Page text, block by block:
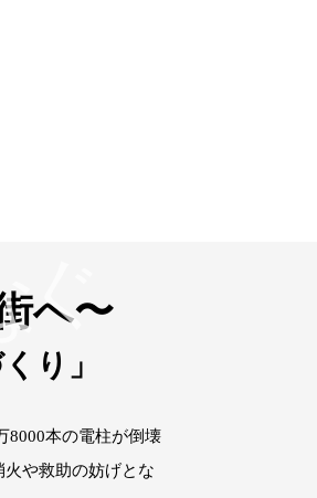
ぐ
へ〜
り」
8000本の電柱が倒壊
火や救助の妨げとな